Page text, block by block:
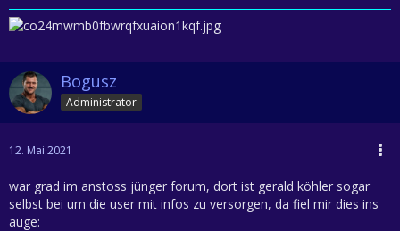
Bogusz
Administrator
12. Mai 2021
war grad im anstoss jünger forum, dort ist gerald köhler sogar
selbst bei um die user mit infos zu versorgen, da fiel mir dies ins
auge: